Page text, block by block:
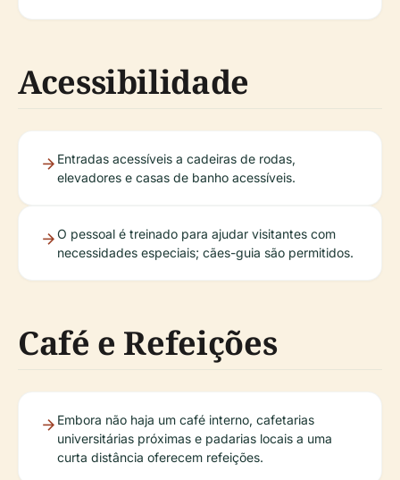
Acessibilidade
Entradas acessíveis a cadeiras de rodas,
elevadores e casas de banho acessíveis.
O pessoal é treinado para ajudar visitantes com
necessidades especiais; cães-guia são permitidos.
Café e Refeições
Embora não haja um café interno, cafetarias
universitárias próximas e padarias locais a uma
curta distância oferecem refeições.